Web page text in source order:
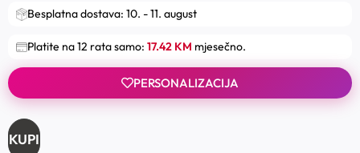
Besplatna dostava: 10. - 11. august
Platite na 12 rata samo: 17.42 KM mjesečno.
PERSONALIZACIJA
KUPI